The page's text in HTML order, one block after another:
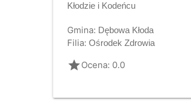
Kłodzie i Kodeńcu
Gmina: Dębowa Kłoda
Filia: Ośrodek Zdrowia
gradeOcena: 0.0